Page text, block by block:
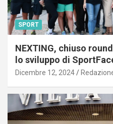
SPORT
NEXTING, chiuso
lo sviluppo di
Dicembre 12, 2024